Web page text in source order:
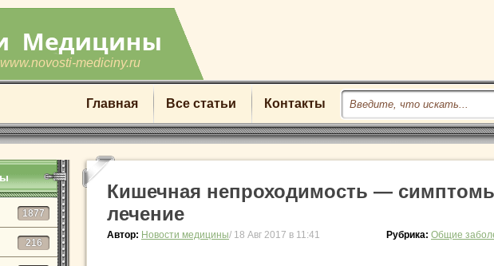
www.novosti-mediciny.ru
Главная Все статьи Контакты
1877
216
Кишечная непроходимость —
лечение
Автор: Новости медицины/ 18 Авг 2017 в 11:41 Рубрика: Общие